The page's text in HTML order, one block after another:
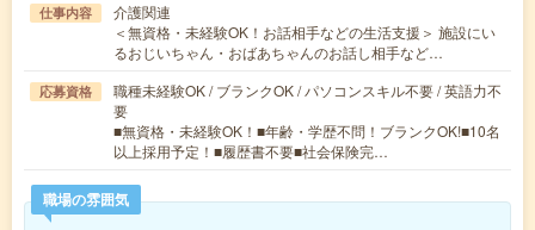
仕事内容
介護関連
＜無資格・未経験OK！お話相手などの生活支援＞ 施設にい
るおじいちゃん・おばあちゃんのお話し相手など…
応募資格
職種未経験OK / ブランクOK / パソコンスキル不要 / 英語力不
要
■無資格・未経験OK！■年齢・学歴不問！ブランクOK!■10名
以上採用予定！■履歴書不要■社会保険完…
職場の雰囲気